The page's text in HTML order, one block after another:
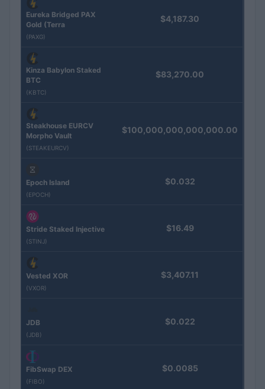
Eureka Bridged PAX
Gold (Terra
(PAXG)
$4,187.30
Kinza Babylon Staked
BTC
(KBTC)
$83,270.00
Steakhouse EURCV
Morpho Vault
(STEAKEURCV)
$100,000,000,000,000.00
Epoch Island
(EPOCH)
$0.032
Stride Staked Injective
(STINJ)
$16.49
Vested XOR
(VXOR)
$3,407.11
JDB
(JDB)
$0.022
FibSwap DEX
(FIBO)
$0.0085